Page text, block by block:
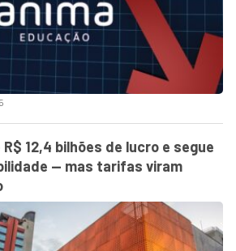
12,4 bilhões de lucro e segue
— mas tarifas viram